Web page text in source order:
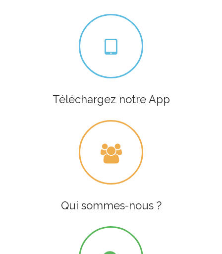
Téléchargez notre App
Qui sommes-nous ?